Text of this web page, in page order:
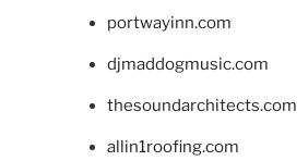
portwayinn.com
djmaddogmusic.com
thesoundarchitects.com
allin1roofing.com